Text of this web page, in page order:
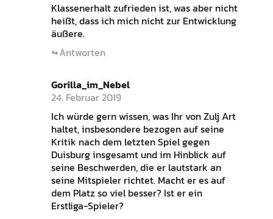
Klassenerhalt zufrieden ist, was aber nicht
heißt, dass ich mich nicht zur Entwicklung
äußere.
Antworten
Gorilla_im_Nebel
24. Februar 2019
Ich würde gern wissen, was Ihr von Zulj Art
haltet, insbesondere bezogen auf seine
Kritik nach dem letzten Spiel gegen
Duisburg insgesamt und im Hinblick auf
seine Beschwerden, die er lautstark an
seine Mitspieler richtet. Macht er es auf
dem Platz so viel besser? Ist er ein
Erstliga-Spieler?